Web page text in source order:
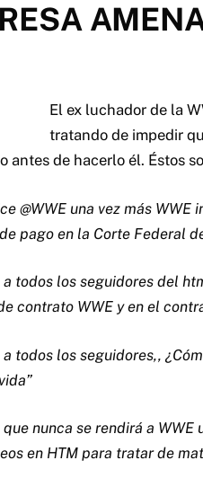
El ex luchador de la
tratando de impedir
antes de hacerlo él. Éstos
@WWE una vez más
pago en la Corte Federal
a todos los seguidores del
contrato WWE y en el
a todos los seguidores,,
que nunca se rendirá a
en HTM para tratar de